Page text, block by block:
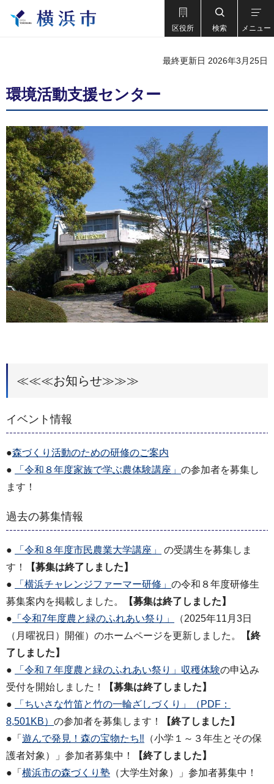
区役所 検索 メニュー
最終更新日 2026年3月25日
環境活動支援センター
≪≪≪お知らせ≫≫≫
イベント情報
●森づくり活動のための研修のご案内
●
「令和８年度家族で学ぶ農体験講座」 の参加者を募集し
ます！
過去の募集情報
● 「令和８年度市民農業大学講座」
の受講生を募集しま
す！
【募集は終了しました】
●
「横浜チャレンジファーマー研修」 の令和８年度研修生
募集案内を掲載しました。
【募集は終了しました】
● 「令和7年度農と緑のふれあい祭り」
（2025年11月3日
（月曜祝日）開催）のホームページを更新しました。
【終
了しました】
●
「 令和７年度農と緑のふれあい祭り」収穫体験の申込み
受付を開始しました！
【募集は終了しました】
●
「ちいさな竹笛と竹の一輪ざしづくり」（PDF：
8,501KB） の参加者を募集します！
【終了しました】
●「 遊んで発見！森の宝物たち‼ （小学１～３年生とその保
護者対象）」参加者募集中！
【終了しました】
●「 横浜市の森づくり塾 （大学生対象）」参加者募集中！